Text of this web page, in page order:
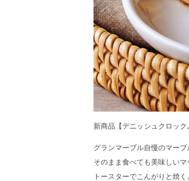
新商品【デニッシュクロック
グランマーブル自慢のマー
そのまま食べても美味しい
トースターでこんがりと焼